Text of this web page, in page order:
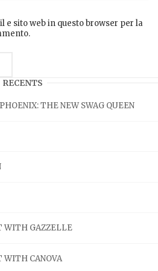
e sito web in questo browser per la
RECENTS
THE NEW SWAG QUEEN
WITH GAZZELLE
WITH CANOVA